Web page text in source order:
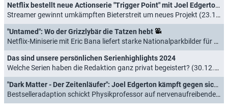
Netflix bestellt neue Actionserie "Trigger Point" mit Joel Edgerton ("Dark Matter")
Streamer gewinnt umkämpften Bieterstreit um neues Projekt (23.11.2025)
"Untamed": Wo der Grizzlybär die Tatzen hebt
Netflix-Miniserie mit Eric Bana liefert starke Nationalparkbilder für einen Standard-Krimiplot (17.07.2025)
Das sind unsere persönlichen Serienhighlights 2024
Welche Serien haben die Redaktion ganz privat begeistert? (30.12.2024)
"Dark Matter - Der Zeitenläufer": Joel Edgerton kämpft gegen sich selbst
Bestselleradaption schickt Physikprofessor auf nervenaufreibenden Trip durch parallele Welten (07.05.2024)